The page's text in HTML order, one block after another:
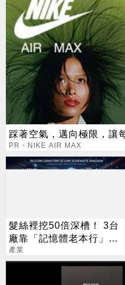
踩著空氣，邁向極限，讓
PR・NIKE AIR MAX
髮絲裡挖50倍深槽！ 3台
廠靠「記憶體老本行」爆
改先進封裝
產業